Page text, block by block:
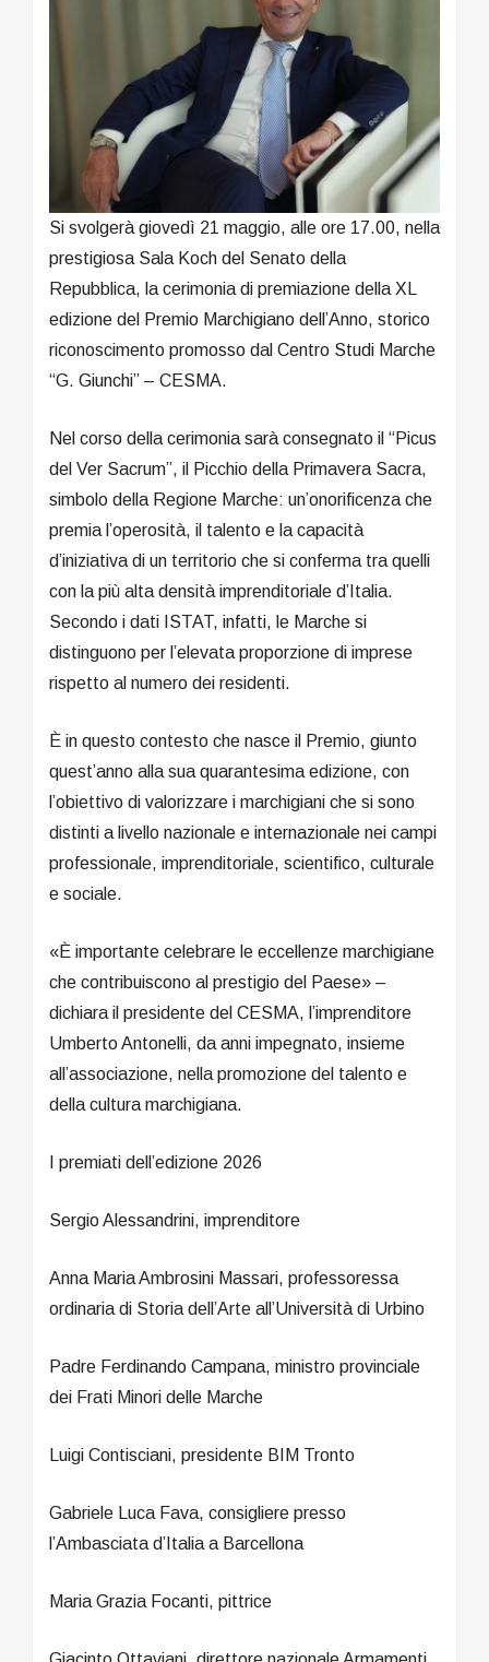
Si svolgerà giovedì 21 maggio, alle ore 17.00, nella
prestigiosa Sala Koch del Senato della
Repubblica, la cerimonia di premiazione della XL
edizione del Premio Marchigiano dell’Anno, storico
riconoscimento promosso dal Centro Studi Marche
“G. Giunchi” – CESMA.
Nel corso della cerimonia sarà consegnato il “Picus
del Ver Sacrum”, il Picchio della Primavera Sacra,
simbolo della Regione Marche: un’onorificenza che
premia l’operosità, il talento e la capacità
d’iniziativa di un territorio che si conferma tra quelli
con la più alta densità imprenditoriale d’Italia.
Secondo i dati ISTAT, infatti, le Marche si
distinguono per l’elevata proporzione di imprese
rispetto al numero dei residenti.
È in questo contesto che nasce il Premio, giunto
quest’anno alla sua quarantesima edizione, con
l’obiettivo di valorizzare i marchigiani che si sono
distinti a livello nazionale e internazionale nei campi
professionale, imprenditoriale, scientifico, culturale
e sociale.
«È importante celebrare le eccellenze marchigiane
che contribuiscono al prestigio del Paese» –
dichiara il presidente del CESMA, l’imprenditore
Umberto Antonelli, da anni impegnato, insieme
all’associazione, nella promozione del talento e
della cultura marchigiana.
I premiati dell’edizione 2026
Sergio Alessandrini, imprenditore
Anna Maria Ambrosini Massari, professoressa
ordinaria di Storia dell’Arte all’Università di Urbino
Padre Ferdinando Campana, ministro provinciale
dei Frati Minori delle Marche
Luigi Contisciani, presidente BIM Tronto
Gabriele Luca Fava, consigliere presso
l’Ambasciata d’Italia a Barcellona
Maria Grazia Focanti, pittrice